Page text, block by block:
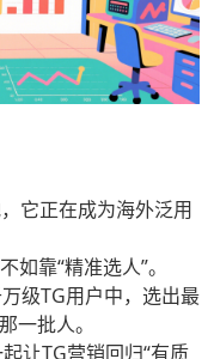
它正在成为海外泛用
如靠“精准选人”。
级TG用户中，选出最
一批人。
让TG营销回归“有质